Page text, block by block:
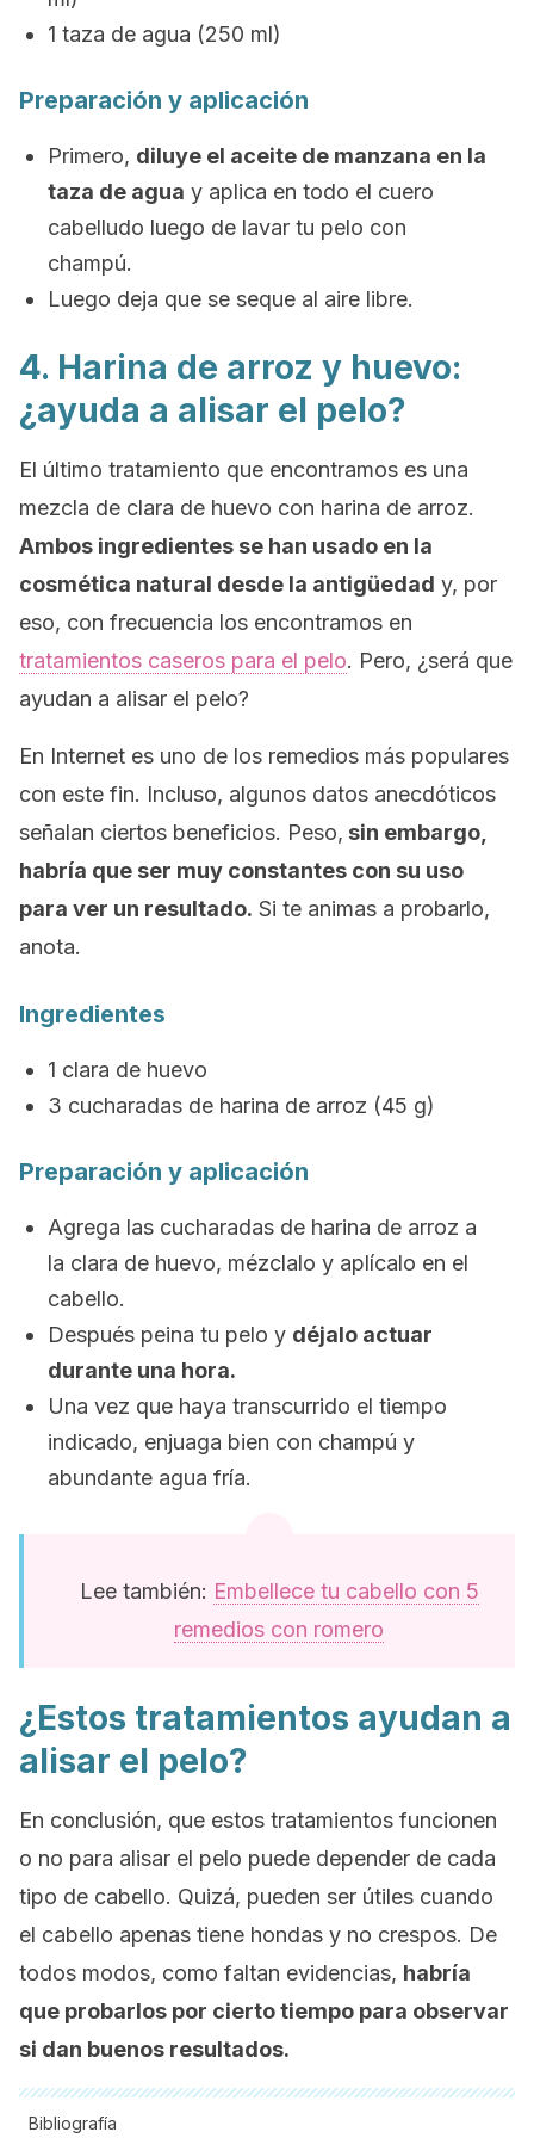
1 taza de agua (250 ml)
Preparación y aplicación
Primero, diluye el aceite de manzana en la
taza de agua y aplica en todo el cuero
cabelludo luego de lavar tu pelo con
champú.
Luego deja que se seque al aire libre.
4. Harina de arroz y huevo:
¿ayuda a alisar el pelo?
El último tratamiento que encontramos es una
mezcla de clara de huevo con harina de arroz.
Ambos ingredientes se han usado en la
cosmética natural desde la antigüedad y, por
eso, con frecuencia los encontramos en
tratamientos caseros para el pelo. Pero, ¿será que
ayudan a alisar el pelo?
En Internet es uno de los remedios más populares
con este fin. Incluso, algunos datos anecdóticos
señalan ciertos beneficios. Peso, sin embargo,
habría que ser muy constantes con su uso
para ver un resultado. Si te animas a probarlo,
anota.
Ingredientes
1 clara de huevo
3 cucharadas de harina de arroz (45 g)
Preparación y aplicación
Agrega las cucharadas de harina de arroz a
la clara de huevo, mézclalo y aplícalo en el
cabello.
Después peina tu pelo y déjalo actuar
durante una hora.
Una vez que haya transcurrido el tiempo
indicado, enjuaga bien con champú y
abundante agua fría.
Lee también: Embellece tu cabello con 5
remedios con romero
¿Estos tratamientos ayudan a
alisar el pelo?
En conclusión, que estos tratamientos funcionen
o no para alisar el pelo puede depender de cada
tipo de cabello. Quizá, pueden ser útiles cuando
el cabello apenas tiene hondas y no crespos. De
todos modos, como faltan evidencias, habría
que probarlos por cierto tiempo para observar
si dan buenos resultados.
Bibliografía